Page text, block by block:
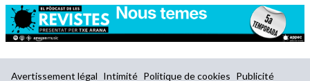
Avertissement légal Intimité Politique de cookies Publicité